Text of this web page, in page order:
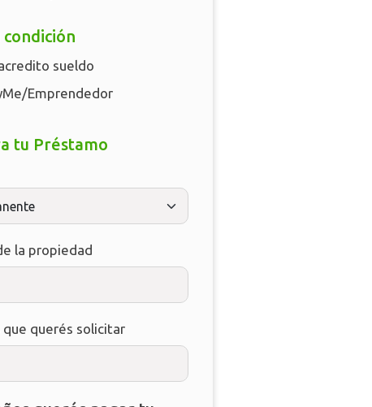
sueldo
Emprendedor
tu Préstamo
la propiedad
querés solicitar